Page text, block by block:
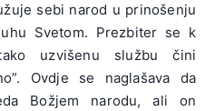
sebi narod u prinošenju
Svetom. Prezbiter se k
uzvišenu službu čini
Ovdje se naglašava da
Božjem narodu, ali on